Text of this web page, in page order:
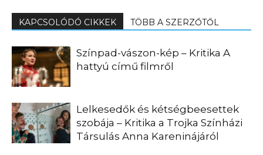
KAPCSOLÓDÓ CIKKEK TÖBB A SZERZŐTŐL
Színpad-vászon-kép – Kritika A
hattyú című filmről
Lelkesedők és kétségbeesettek
szobája – Kritika a Trojka Színházi
Társulás Anna Kareninájáról